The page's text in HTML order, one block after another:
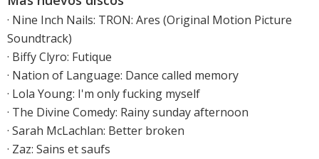
· Nine Inch Nails: TRON: Ares (Original Motion Picture
Soundtrack)
· Biffy Clyro: Futique
· Nation of Language: Dance called memory
· Lola Young: I'm only fucking myself
· The Divine Comedy: Rainy sunday afternoon
· Sarah McLachlan: Better broken
· Zaz: Sains et saufs